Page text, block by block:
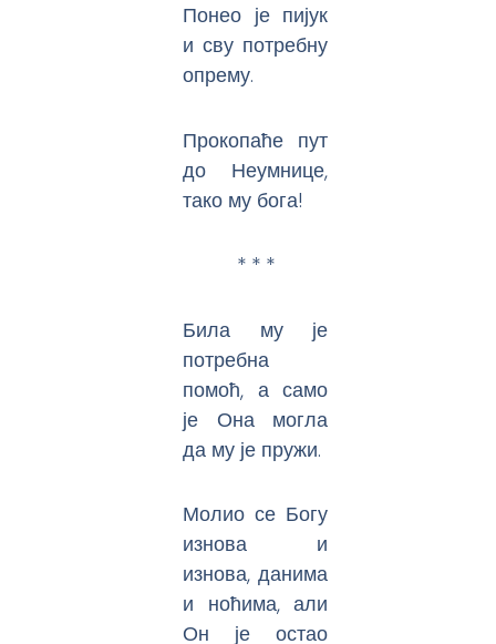
Понео је пијук
и сву потребну
опрему.
Прокопаће пут
до Неумнице,
тако му бога!
* * *
Била му је
потребна
помоћ, а само
је Она могла
да му је пружи.
Молио се Богу
изнова и
изнова, данима
и ноћима, али
Он је остао